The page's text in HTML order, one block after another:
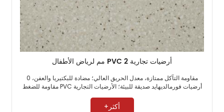
أرضيات تجارية PVC 2 مم لرياض الأطفال
مقاومة التآكل ممتازة، معدل الحريق العالي؛ مضادة للبكتيريا والعفن، 0
أرضيات فورمالديهايد صديقة للبيئة؛ الأرضيات التجارية PVC مقاومة للضغط
أكثر+